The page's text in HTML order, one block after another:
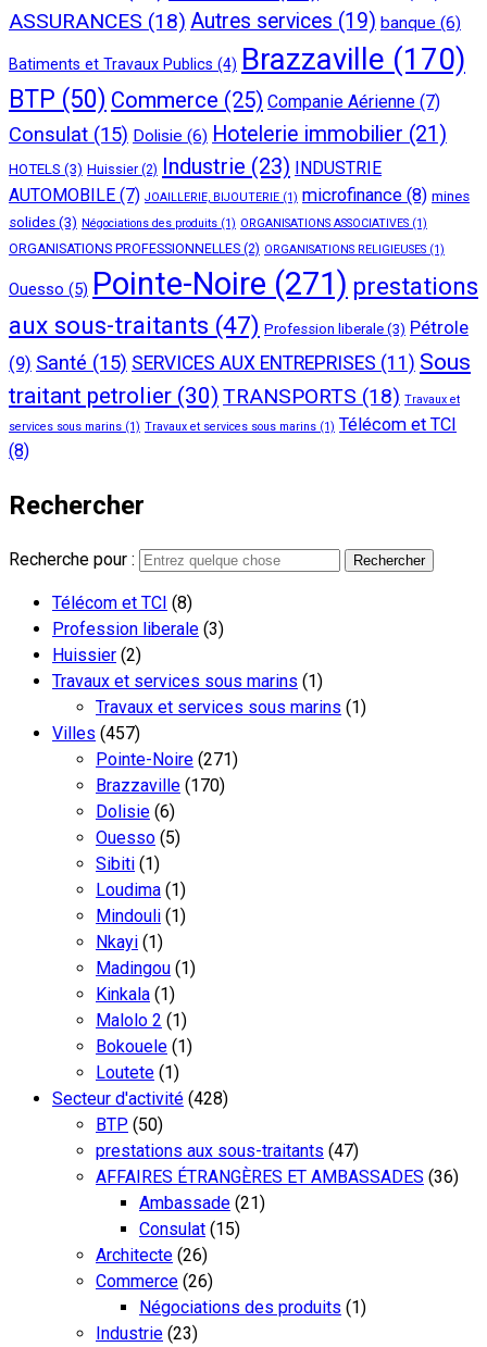
ASSURANCES (18) Autres services (19) banque (6)
Batiments et Travaux Publics (4) Brazzaville (170)
BTP (50) Commerce (25) Companie Aérienne (7)
Consulat (15) Dolisie (6) Hotelerie immobilier (21)
HOTELS (3) Huissier (2) Industrie (23) INDUSTRIE
AUTOMOBILE (7) JOAILLERIE, BIJOUTERIE (1) microfinance (8) mines
solides (3) Négociations des produits (1) ORGANISATIONS ASSOCIATIVES (1)
ORGANISATIONS PROFESSIONNELLES (2) ORGANISATIONS RELIGIEUSES (1)
Ouesso (5) Pointe-Noire (271) prestations
aux sous-traitants (47) Profession liberale (3) Pétrole
(9) Santé (15) SERVICES AUX ENTREPRISES (11) Sous
traitant petrolier (30) TRANSPORTS (18) Travaux et
services sous marins (1) Travaux et services sous marins (1) Télécom et TCI
(8)
Rechercher
Recherche pour :
Télécom et TCI (8)
Profession liberale (3)
Huissier (2)
Travaux et services sous marins (1)
Travaux et services sous marins (1)
Villes (457)
Pointe-Noire (271)
Brazzaville (170)
Dolisie (6)
Ouesso (5)
Sibiti (1)
Loudima (1)
Mindouli (1)
Nkayi (1)
Madingou (1)
Kinkala (1)
Malolo 2 (1)
Bokouele (1)
Loutete (1)
Secteur d'activité (428)
BTP (50)
prestations aux sous-traitants (47)
AFFAIRES ÉTRANGÈRES ET AMBASSADES (36)
Ambassade (21)
Consulat (15)
Architecte (26)
Commerce (26)
Négociations des produits (1)
Industrie (23)